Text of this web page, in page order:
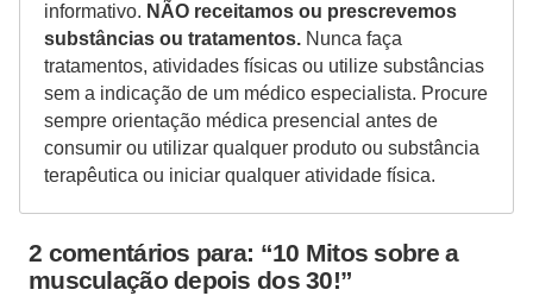
informativo. NÃO receitamos ou prescrevemos
substâncias ou tratamentos. Nunca faça
tratamentos, atividades físicas ou utilize substâncias
sem a indicação de um médico especialista. Procure
sempre orientação médica presencial antes de
consumir ou utilizar qualquer produto ou substância
terapêutica ou iniciar qualquer atividade física.
2 comentários para: “10 Mitos sobre a
musculação depois dos 30!”